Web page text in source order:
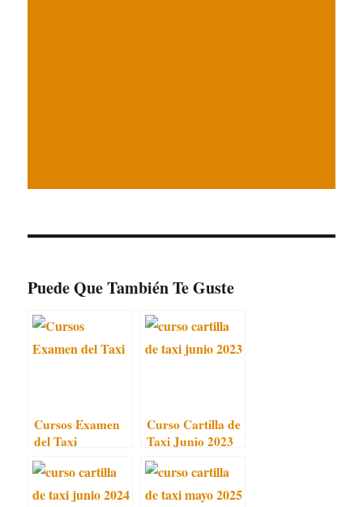
Puede Que También Te Guste
Cursos Examen
del Taxi
Curso Cartilla de
Taxi Junio 2023